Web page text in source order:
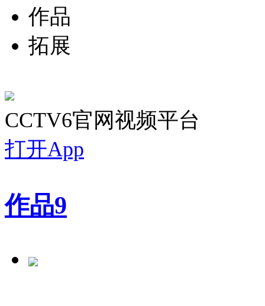
作品
拓展
CCTV6官网视频平台
打开App
作品9